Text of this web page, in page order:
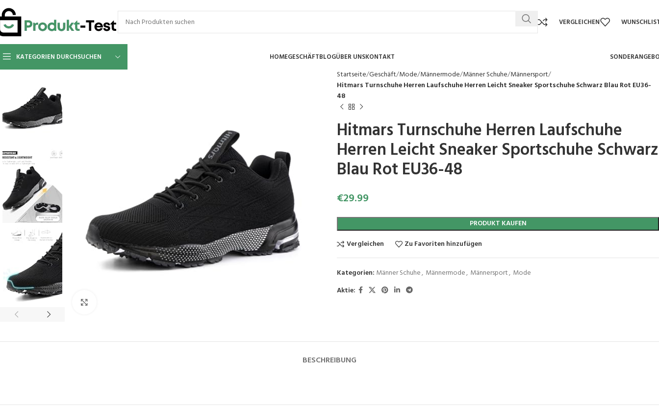
VERGLEICHEN
KATEGORIEN DURCHSUCHEN HOMEGESCHÄFTBLOGÜBER UNSKONTAKT
Startseite Geschäft Mode Männermode Männer Schuhe Männersport
Hitmars Turnschuhe Herren Laufschuhe Herren Leicht Sneaker Sportschuhe Schwarz Blau Rot EU36-
48
Hitmars Turnschuhe Herren Laufschuhe
Herren Leicht Sneaker Sportschuhe Schwarz
Blau Rot EU36-48
€29.99
PRODUKT KAUFEN
Vergleichen
Zu Favoriten hinzufügen
Kategorien: Männer Schuhe, Männermode, Männersport, Mode
Aktie:
BESCHREIBUNG